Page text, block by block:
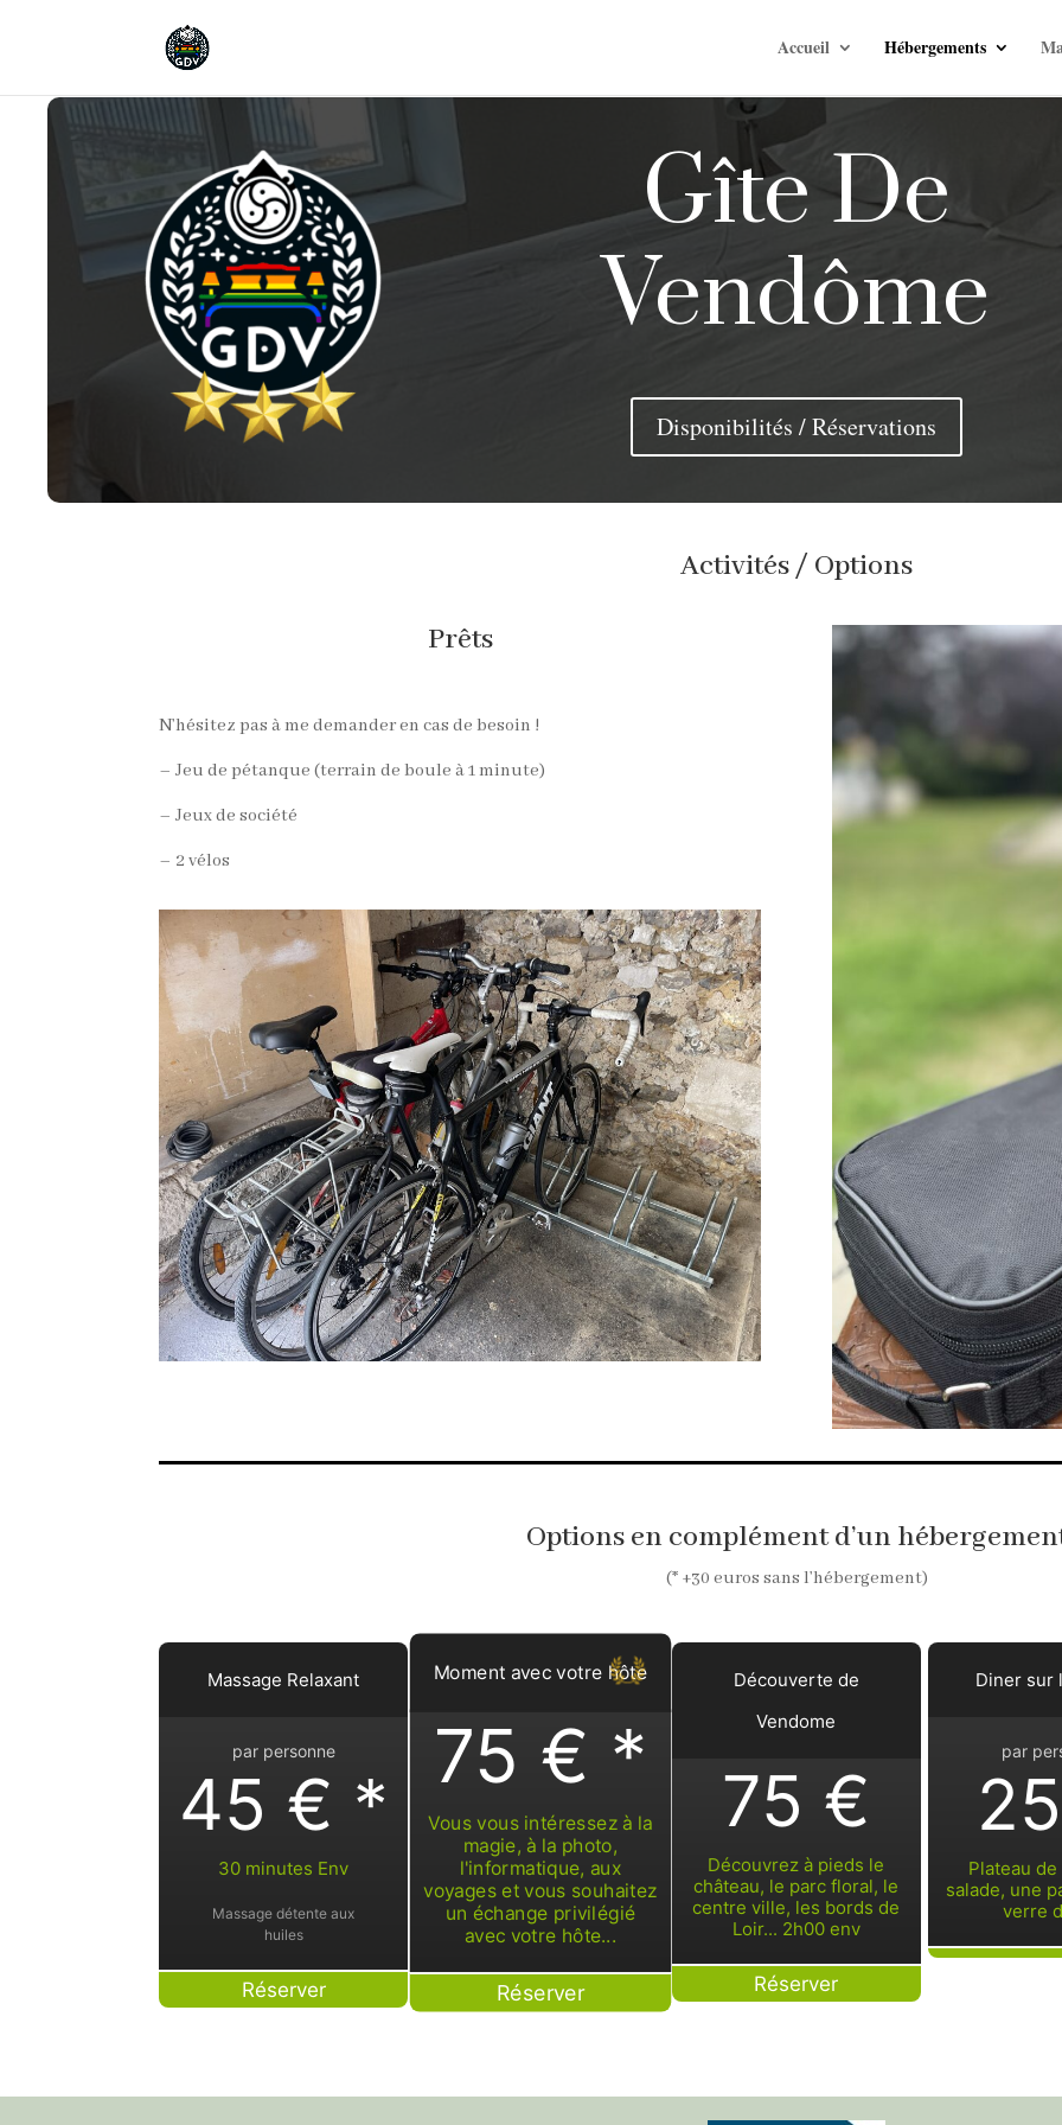
Accueil Hébergements
Gîte De
Vendôme
Disponibilités / Réservations
Activités / Options
Prêts
N’hésitez pas à me demander en cas de besoin !
– Jeu de pétanque (terrain de boule à 1 minute)
– Jeux de société
– 2 vélos
Options en complément d’un
(* +30 euros sans l’hébergement)
Massage Relaxant
par personne
45 € *
30 minutes Env
Massage détente aux
huiles
Réserver
Moment avec votre hôte
75 € *
Vous vous intéressez à la
magie, à la photo,
l'informatique, aux
voyages et vous souhaitez
un échange privilégié
avec votre hôte...
Réserver
Découverte de
Vendome
75 €
Découvrez à pieds le
château, le parc floral, le
centre ville, les bords de
Loir... 2h00 env
Réserver
Diner sur
par
Plateau
salade, une
verre